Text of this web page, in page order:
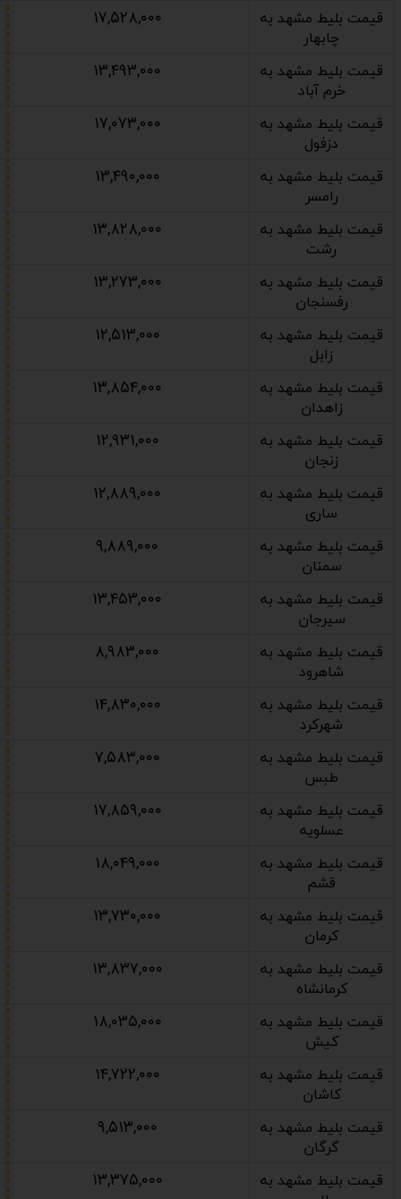
قیمت بلیط مشهد به
چابهار
۱۷,۵۲۸,۰۰۰
قیمت بلیط مشهد به
خرم آباد
۱۳,۴۹۳,۰۰۰
قیمت بلیط مشهد به
دزفول
۱۷,۰۷۳,۰۰۰
قیمت بلیط مشهد به
رامسر
۱۳,۴۹۰,۰۰۰
قیمت بلیط مشهد به
رشت
۱۳,۸۲۸,۰۰۰
قیمت بلیط مشهد به
رفسنجان
۱۳,۲۷۳,۰۰۰
قیمت بلیط مشهد به
زابل
۱۲,۵۱۳,۰۰۰
قیمت بلیط مشهد به
زاهدان
۱۳,۸۵۴,۰۰۰
قیمت بلیط مشهد به
زنجان
۱۲,۹۳۱,۰۰۰
قیمت بلیط مشهد به
ساری
۱۲,۸۸۹,۰۰۰
قیمت بلیط مشهد به
سمنان
۹,۸۸۹,۰۰۰
قیمت بلیط مشهد به
سیرجان
۱۳,۴۵۳,۰۰۰
قیمت بلیط مشهد به
شاهرود
۸,۹۸۳,۰۰۰
قیمت بلیط مشهد به
شهرکرد
۱۴,۸۳۰,۰۰۰
قیمت بلیط مشهد به
طبس
۷,۵۸۳,۰۰۰
قیمت بلیط مشهد به
عسلویه
۱۷,۸۵۹,۰۰۰
قیمت بلیط مشهد به
قشم
۱۸,۰۴۹,۰۰۰
قیمت بلیط مشهد به
کرمان
۱۳,۷۳۰,۰۰۰
قیمت بلیط مشهد به
کرمانشاه
۱۳,۸۳۷,۰۰۰
قیمت بلیط مشهد به
کیش
۱۸,۰۳۵,۰۰۰
قیمت بلیط مشهد به
کاشان
۱۴,۷۲۲,۰۰۰
قیمت بلیط مشهد به
گرگان
۹,۵۱۳,۰۰۰
قیمت بلیط مشهد به
۱۳,۳۷۵,۰۰۰